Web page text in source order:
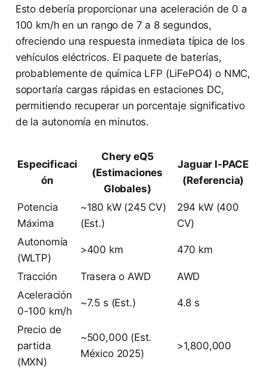
Esto debería proporcionar una aceleración de 0 a
100 km/h en un rango de 7 a 8 segundos,
ofreciendo una respuesta inmediata típica de los
vehículos eléctricos. El paquete de baterías,
probablemente de química LFP (LiFePO4) o NMC,
soportaría cargas rápidas en estaciones DC,
permitiendo recuperar un porcentaje significativo
de la autonomía en minutos.
Especificaci
ón
Chery eQ5
(Estimaciones
Globales)
Jaguar I-PACE
(Referencia)
Potencia
Máxima
~180 kW (245 CV)
(Est.)
294 kW (400
CV)
Autonomía
(WLTP)
>400 km 470 km
Tracción Trasera o AWD
AWD
Aceleración
0-100 km/h
~7.5 s (Est.) 4.8 s
Precio de
partida
(MXN)
~500,000 (Est.
México 2025)
>1,800,000